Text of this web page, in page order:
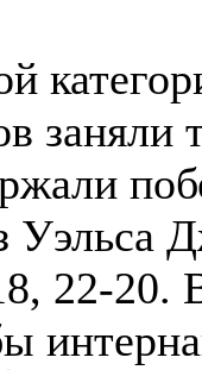
заняли
Уэльса
22-20.